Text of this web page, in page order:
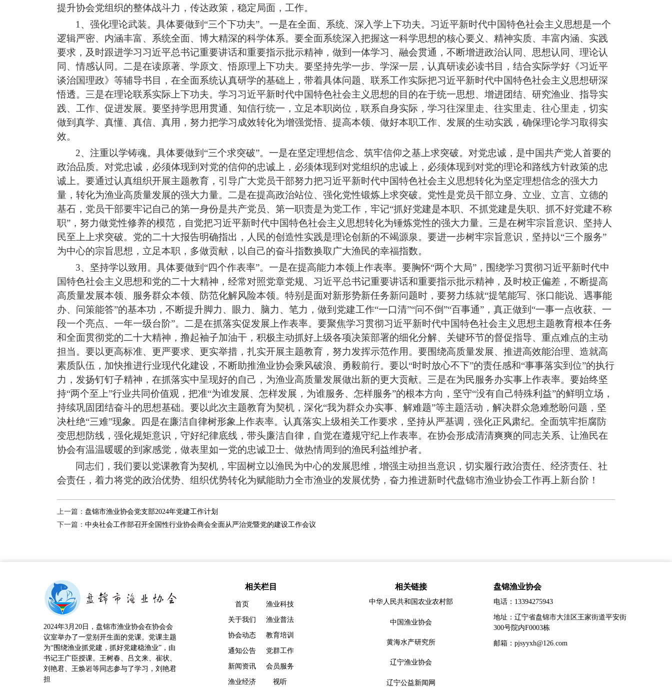
提升协会党组织的整体战斗力 ， 传达政策，稳定局面，工作。
1、 强化理论武装。 具体要做到 “三个下功夫”。 一是在全面、系统、深入学上下功夫。习近平新时代中国特色社会主义思想是一个
逻辑严密、内涵丰富、系统全面、博大精深的科学体系。要全面系统深入把握这一科学思想的核心要义、精神实质、丰富内涵、实践
要求，及时跟进学习习近平总书记重要讲话和重要指示批示精神，做到一体学习、融会贯通，不断增进政治认同、思想认同、理论认
同、情感认同。二是在读原著、学原文、悟原理上下功夫。要坚持先学一步、学深一层，认真研读必读书目，结合实际学好《习近平
谈治国理政》等辅导书目，在全面系统认真研学的基础上，带着具体问题、联系工作实际把习近平新时代中国特色社会主义思想研深
悟透。三是在理论联系实际上下功夫。学习习近平新时代中国特色社会主义思想的目的在于统一思想、增进团结、 研究渔业、 指导实
践、工作、促进发展。要坚持学思用贯通、知信行统一，立足本职岗位，联系自身实际，学习往深里走、往实里走、往心里走，切实
做到真学、真懂、真信、真用，努力把学习成效转化为增强觉悟、提高本领、做好本职工作、发展的生动实践，确保理论学习取得实
效。
2、注重以学铸魂。 具体要做到 “三个求突破”。一是在坚定理想信念、筑牢信仰之基上求突破。对党忠诚，是中国共产党人首要的
政治品质。对党忠诚，必须体现到对党的信仰的忠诚上，必须体现到对党组织的忠诚上，必须体现到对党的理论和路线方针政策的忠
诚上。要通过认真组织开展主题教育，引导广大党员干部努力把习近平新时代中国特色社会主义思想转化为坚定理想信念的强大力
量，转化为渔业高质量发展的强大力量。二是在提高政治站位、强化党性锻炼上求突破。党性是党员干部立身、立业、立言、立德的
基石 ， 党员干部要牢记自己的第一身份是共产党员、第一职责是为党工作，牢记“抓好党建是本职、不抓党建是失职、抓不好党建不称
职”，努力做党性修养的模范，自觉把习近平新时代中国特色社会主义思想转化为锤炼党性的强大力量。三是在树牢宗旨意识、坚持人
民至上上求突破。党的二十大报告明确指出，人民的创造性实践是理论创新的不竭源泉。要进一步树牢宗旨意识，坚持以“三个服务”
为中心的宗旨思想，立足本职，多做贡献，以自己的奋斗指数换取广大渔民的幸福指数。
3、坚持学以致用。 具体要做到 “四个作表率”。一是在提高能力本领上作表率。要胸怀“两个大局”，围绕学习贯彻习近平新时代中
国特色社会主义思想和党的二十大精神，经常对照党章党规、习近平总书记重要讲话和重要指示批示精神，及时校正偏差，不断提高
高质量发展本领、服务群众本领、防范化解风险本领。特别是面对新形势新任务新问题时，要努力练就“提笔能写、张口能说、遇事能
办、问策能答”的基本功，不断提升脚力、眼力、脑力、笔力，做到党建工作“一口清”“问不倒”“百事通”，真正做到“一事一点收获、一
段一个亮点、一年一级台阶”。二是在抓落实促发展上作表率。要聚焦学习贯彻习近平新时代中国特色社会主义思想主题教育根本任务
和全面贯彻党的二十大精神，撸起袖子加油干，积极主动抓好上级各项决策部署的细化分解、关键环节的督促指导、重点难点的主动
担当。要以更高标准、更严要求、更实举措，扎实开展主题教育，努力发挥示范作用。要围绕高质量发展、推进高效能治理、造就高
素质队伍，加快推进行业现代化建设，不断助推渔业协会乘风破浪、勇毅前行。要以“时时放心不下”的责任感和“事事落实到位”的执行
力，发扬钉钉子精神，在抓落实中呈现好的自己，为渔业高质量发展做出新的更大贡献。三是在为民服务办实事上作表率。要始终坚
持“两个至上”行业共同价值观，把准“为谁发展、怎样发展 ， 为谁服务、怎样服务”的根本方向，坚守“没有自己特殊利益”的鲜明立场，
持续巩固团结奋斗的思想基础。要以此次主题教育为契机，深化“我为群众办实事、解难题”等主题活动，解决群众急难愁盼问题 ， 坚
决杜绝“三难”现象。四是在廉洁自律树形象上作表率。认真落实上级相关工作要求，坚持从严基调 ， 强化正风肃纪。全面筑牢拒腐防
变思想防线 ， 强化规矩意识，守好纪律底线，带头廉洁自律，自觉在遵规守纪上作表率。 在协会形成清清爽爽的同志关系、 让渔民在
协会有温温暖暖的到家感觉，做表里如一党的忠诚卫士、做热情周到的渔民利益维护者。
同志们，我们要以党课教育为契机，牢固树立以渔民为中心的发展思维 ，增强主动担当意识，切实履行政治责任、经济责任、社
会责任，着力将党的政治优势、组织优势转化为赋能助力全市渔业的发展优势，奋力推进新时代盘锦市渔业协会工作再上新台阶 ！
上一篇： 盘锦市渔业协会党支部2024年党建工作计划
下一篇： 中央社会工作部召开全国性行业协会商会全面从严治党暨党的建设工作会议
2024年3月20日，盘锦市渔业协会在协会会
议室举办了一堂别开生面的党课。党课主题
为“围绕渔业抓党建，抓好党建稳渔业”，由
书记王广臣授课。王树春、吕文来、崔状、
刘艳君、王焕岩等同志参与了学习，刘艳君
担
相关栏目
首页
关于我们
协会动态
通知公告
新闻资讯
渔业经济
渔业科技
渔业普法
教育培训
党群工作
会员服务
视听
相关链接
中华人民共和国农业农村部
中国渔业协会
黄海水产研究所
辽宁渔业协会
辽宁公益新闻网
盘锦渔业协会
电话：13394275943
地址：辽宁省盘锦市大洼区王家街道平安街
300号院内F0003栋
邮箱：pjsyyxh@126.com